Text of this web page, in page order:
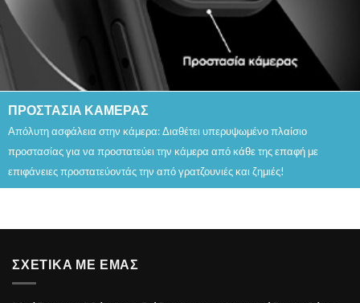
ΠΡΟΣΤΑΣΙΑ ΚΑΜΕΡΑΣ
Απόλυτη ασφάλεια στην κάμερα: Διαθέτει υπερυψωμένο πλαίσιο
προστασίας για να προστατεύει την κάμερα από κάθε της επαφή με
επιφάνειες προστατεύοντάς την από γρατζουνιές και ζημιές!
ΣΧΕΤΙΚΑ ΜΕ ΕΜΑΣ